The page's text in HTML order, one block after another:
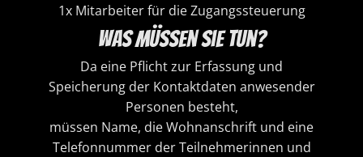
1x Mitarbeiter für die Zugangssteuerung
Was müssen sie tun?
Da eine Pflicht zur Erfassung und
Speicherung der Kontaktdaten anwesender
Personen besteht,
müssen Name, die Wohnanschrift und eine
Telefonnummer der Teilnehmerinnen und